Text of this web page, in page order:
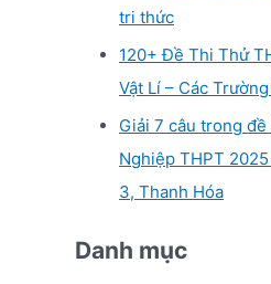
tri thức
120+ Đề Thi Thử
Vật Lí – Các
Giải 7 câu trong đề
Nghiệp THPT
3, Thanh Hóa
Danh mục